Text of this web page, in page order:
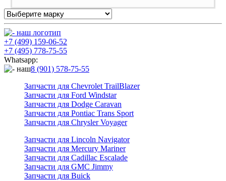
+7 (499) 159-06-52
+7 (495) 778-75-55
Whatsapp:
8 (901) 578-75-55
Запчасти для Chevrolet TrailBlazer
Запчасти для Ford Windstar
Запчасти для Dodge Caravan
Запчасти для Pontiac Trans Sport
Запчасти для Chrysler Voyager
Запчасти для Lincoln Navigator
Запчасти для Mercury Mariner
Запчасти для Cadillac Escalade
Запчасти для GMC Jimmy
Запчасти для Buick